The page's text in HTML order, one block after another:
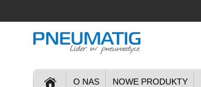
O NAS NOWE PRODUKTY